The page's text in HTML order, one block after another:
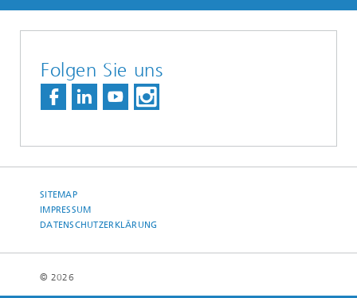
Folgen Sie uns
SITEMAP
IMPRESSUM
DATENSCHUTZERKLÄRUNG
© 2026